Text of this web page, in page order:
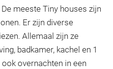
meeste Tiny houses zijn
Er zijn diverse
Allemaal zijn ze
badkamer, kachel en 1
overnachten in een